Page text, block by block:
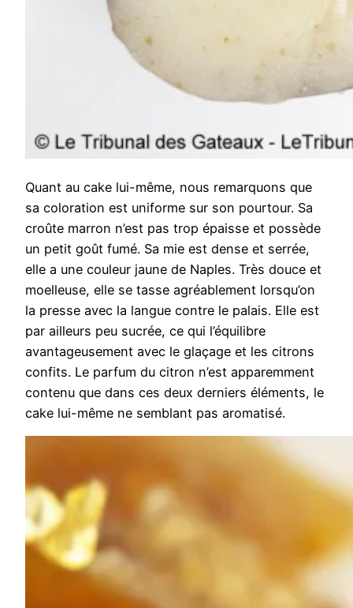
Quant au cake lui-même, nous remarquons que
sa coloration est uniforme sur son pourtour. Sa
croûte marron n’est pas trop épaisse et possède
un petit goût fumé. Sa mie est dense et serrée,
elle a une couleur jaune de Naples. Très douce et
moelleuse, elle se tasse agréablement lorsqu’on
la presse avec la langue contre le palais. Elle est
par ailleurs peu sucrée, ce qui l’équilibre
avantageusement avec le glaçage et les citrons
confits. Le parfum du citron n’est apparemment
contenu que dans ces deux derniers éléments, le
cake lui-même ne semblant pas aromatisé.